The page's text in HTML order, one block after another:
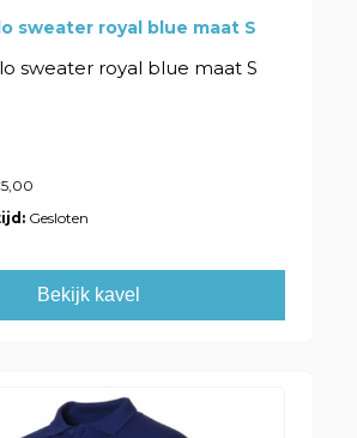
sweater royal blue maat S
sweater royal blue maat S
Gesloten
Bekijk kavel